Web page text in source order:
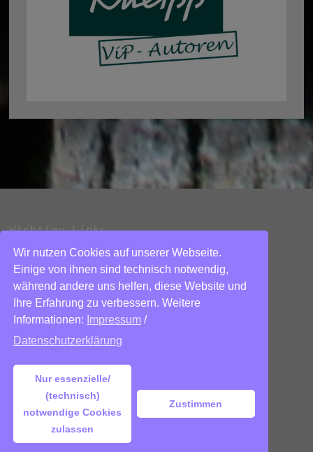
Wichtige Links
Datenschutzerklärung
Impressum
Kontakt
Über mich
Copyright © 2026
kleine-familie-
rastlos.de. Mit Stolz präsentiert von
WordPressundBam.
Wir nutzen Cookies auf unserer Webseite.
Einige von ihnen sind technisch notwendig,
während andere uns helfen, diese Website und
Ihre Erfahrung zu verbessern. Weitere
Informationen: Impressum /
Datenschutzerklärung
Nur essenzielle/
(technisch)
notwendige Cookies
zulassen
Zustimmen